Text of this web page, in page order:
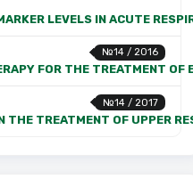
LEVELS IN ACUTE
№14 / 2016
FOR THE TREATMENT OF
№14 / 2017
THE TREATMENT OF UPPER